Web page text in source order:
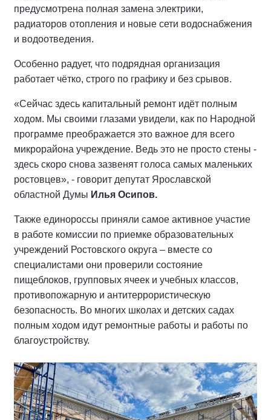
предусмотрена полная замена электрики,
радиаторов отопления и новые сети водоснабжения
и водоотведения.
Особенно радует, что подрядная организация
работает чётко, строго по графику и без срывов.
«Сейчас здесь капитальный ремонт идёт полным
ходом. Мы своими глазами увидели, как по Народной
программе преображается это важное для всего
микрорайона учреждение. Ведь это не просто стены -
здесь скоро снова зазвенят голоса самых маленьких
ростовцев», - говорит депутат Ярославской
областной Думы Илья Осипов.
Также единороссы приняли самое активное участие
в работе комиссии по приемке образовательных
учреждений Ростовского округа – вместе со
специалистами они проверили состояние
пищеблоков, групповых ячеек и учебных классов,
противопожарную и антитеррористическую
безопасность. Во многих школах и детских садах
полным ходом идут ремонтные работы и работы по
благоустройству.